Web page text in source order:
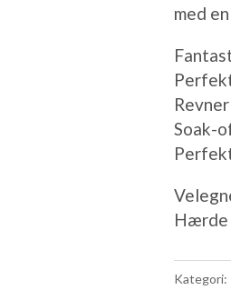
med
Soak-
Hærde
Kategori: